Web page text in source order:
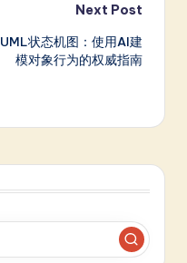
Next Post
UML状态机图：使用AI建
模对象行为的权威指南